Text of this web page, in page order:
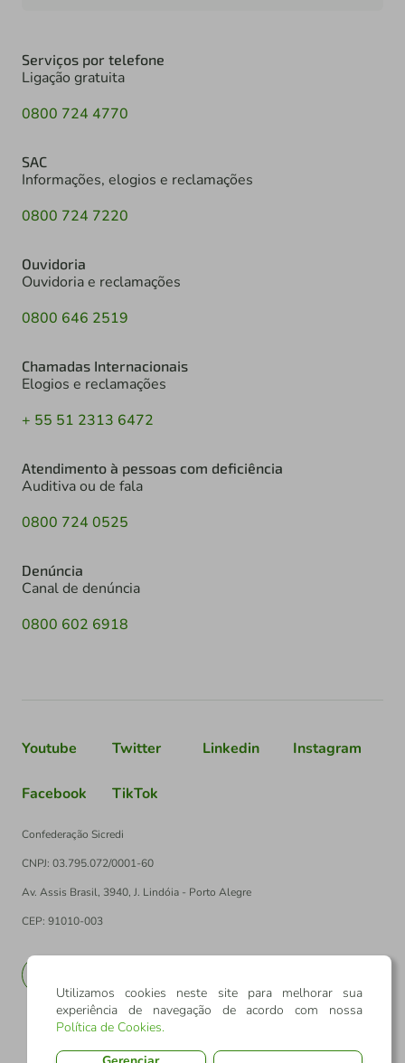
Serviços por telefone
Ligação gratuita
0800 724 4770
SAC
Informações, elogios e reclamações
0800 724 7220
Ouvidoria
Ouvidoria e reclamações
0800 646 2519
Chamadas Internacionais
Elogios e reclamações
+ 55 51 2313 6472
Atendimento à pessoas com deficiência
Auditiva ou de fala
0800 724 0525
Denúncia
Canal de denúncia
0800 602 6918
Youtube Twitter Linkedin Instagram
Facebook TikTok
Confederação Sicredi
CNPJ: 03.795.072/0001-60
Av. Assis Brasil, 3940, J. Lindóia - Porto Alegre
CEP: 91010-003
Utilizamos cookies neste site para melhorar sua
experiência de navegação de acordo com nossa
Política de Cookies.